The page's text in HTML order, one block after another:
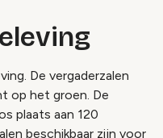
De vergaderzalen
op het groen. De
plaats aan 120
beschikbaar zijn voor